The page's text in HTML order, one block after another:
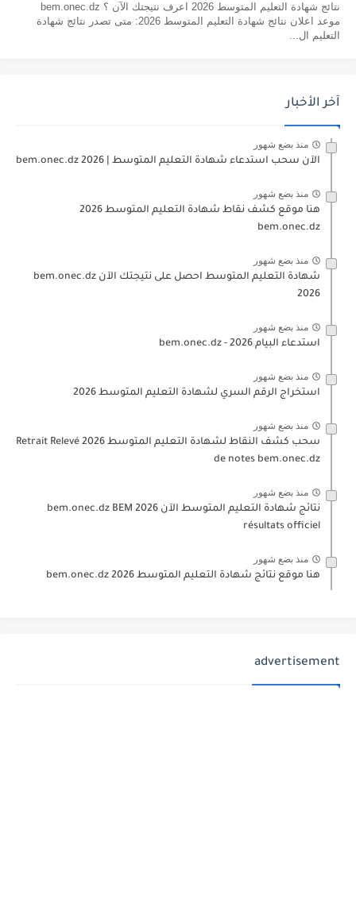
نتائج شهادة التعليم المتوسط 2026 اعرف نتيجتك الآن ؟ bem.onec.dz
موعد اعلان نتائج شهادة التعليم المتوسط 2026: متى تصدر نتائج شهادة
التعليم ال...
آخر الأخبار
منذ بضع شهور
الآن سحب استدعاء شهادة التعليم المتوسط | 2026 bem.onec.dz
منذ بضع شهور
هنا موقع كشف نقاط شهادة التعليم المتوسط 2026
bem.onec.dz
منذ بضع شهور
شهادة التعليم المتوسط احصل على نتيجتك الآن bem.onec.dz
2026
منذ بضع شهور
استدعاء البيام 2026 - bem.onec.dz
منذ بضع شهور
استخراج الرقم السري لشهادة التعليم المتوسط 2026
منذ بضع شهور
سحب كشف النقاط لشهادة التعليم المتوسط 2026 Retrait Relevé
de notes bem.onec.dz
منذ بضع شهور
نتائج شهادة التعليم المتوسط الآن 2026 bem.onec.dz BEM
résultats officiel
منذ بضع شهور
هنا موقع نتائج شهادة التعليم المتوسط 2026 bem.onec.dz
advertisement